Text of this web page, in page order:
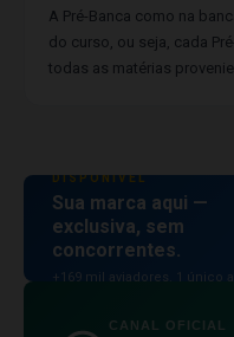
A Pré-Banca como na
do curso, ou seja, cada
todas as matérias
DISPONÍVEL
Sua marca aqui —
exclusiva, sem
concorrentes.
+169 mil aviadores. 1 único
CANAL OFICIAL